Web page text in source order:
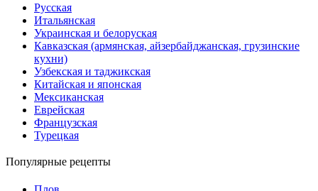
Русская
Итальянская
Украинская и белоруская
Кавказская (армянская, айзербайджанская, грузинские
кухни)
Узбекская и таджикская
Китайская и японская
Мексиканская
Еврейская
Французская
Турецкая
Популярные рецепты